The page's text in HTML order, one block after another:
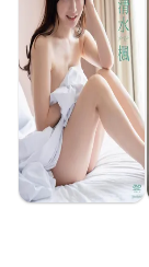
清水楓